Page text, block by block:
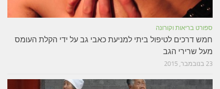
ספורט בריאות וקורונה
חמש דרכים לטיפול ביתי למניעת כאבי גב על ידי הקלת העומס
מעל שרירי הגב
23 בנובמבר, 2015